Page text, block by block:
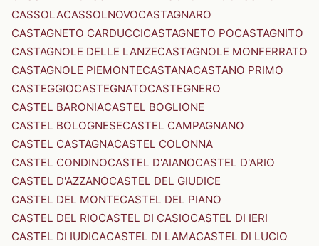
CASSOLACASSOLNOVOCASTAGNARO
CASTAGNETO CARDUCCICASTAGNETO POCASTAGNITO
CASTAGNOLE DELLE LANZECASTAGNOLE MONFERRATO
CASTAGNOLE PIEMONTECASTANACASTANO PRIMO
CASTEGGIOCASTEGNATOCASTEGNERO
CASTEL BARONIACASTEL BOGLIONE
CASTEL BOLOGNESECASTEL CAMPAGNANO
CASTEL CASTAGNACASTEL COLONNA
CASTEL CONDINOCASTEL D'AIANOCASTEL D'ARIO
CASTEL D'AZZANOCASTEL DEL GIUDICE
CASTEL DEL MONTECASTEL DEL PIANO
CASTEL DEL RIOCASTEL DI CASIOCASTEL DI IERI
CASTEL DI IUDICACASTEL DI LAMACASTEL DI LUCIO